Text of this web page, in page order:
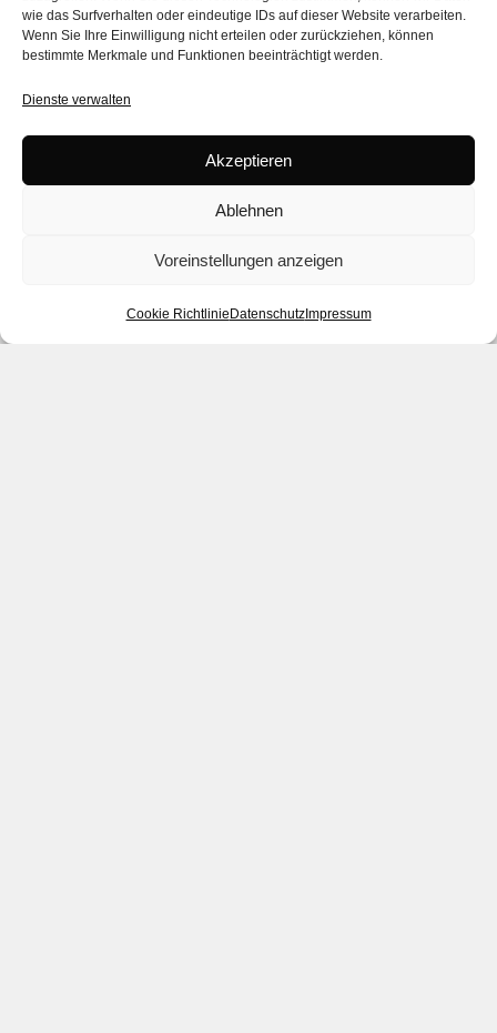
wie das Surfverhalten oder eindeutige IDs auf dieser Website verarbeiten.
Wenn Sie Ihre Einwilligung nicht erteilen oder zurückziehen, können
bestimmte Merkmale und Funktionen beeinträchtigt werden.
Dienste verwalten
Akzeptieren
Ablehnen
Voreinstellungen anzeigen
Cookie Richtlinie DatenschutzImpressum